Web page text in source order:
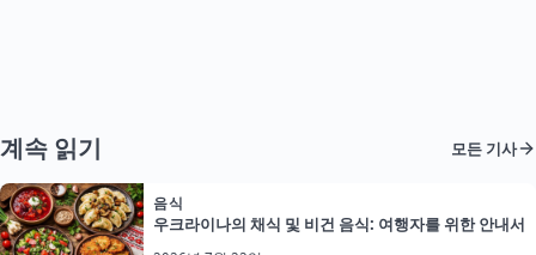
계속 읽기 모든 기사
음식
우크라이나의 채식 및 비건 음식: 여행자를 위한 안내서